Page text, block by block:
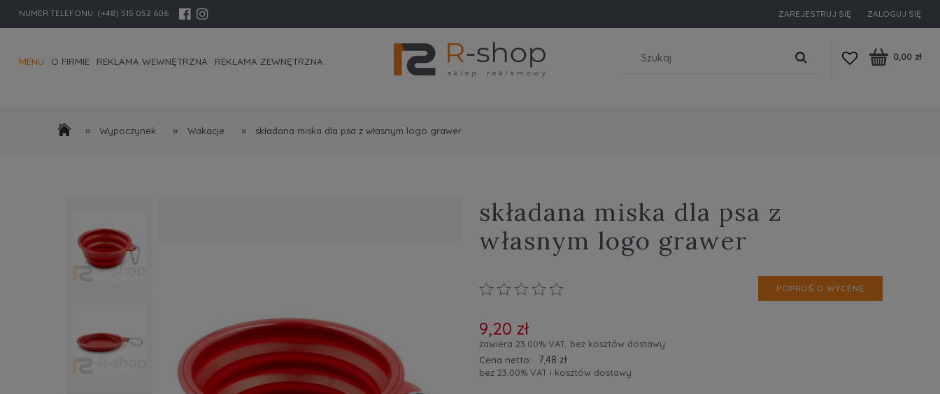
NUMER TELEFONU: (+48) 515 052 606 ZAREJESTRUJ SIĘ ZALOGUJ SIĘ
MENU O FIRMIE REKLAMA WEWNĘTRZNA REKLAMA ZEWNĘTRZNA 0,00 zł
» Wypoczynek » Wakacje » składana miska dla psa z własnym logo grawer
składana miska dla psa z
własnym logo grawer
POPROŚ O WYCENĘ
9,20 zł
zawiera 23.00% VAT, bez kosztów dostawy
Cena netto:
7,48 zł
bez 23.00% VAT i kosztów dostawy